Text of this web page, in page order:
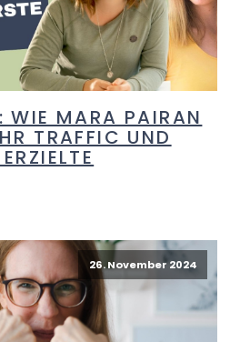
WIE MARA PAIRAN
TRAFFIC UND
26. November 2024